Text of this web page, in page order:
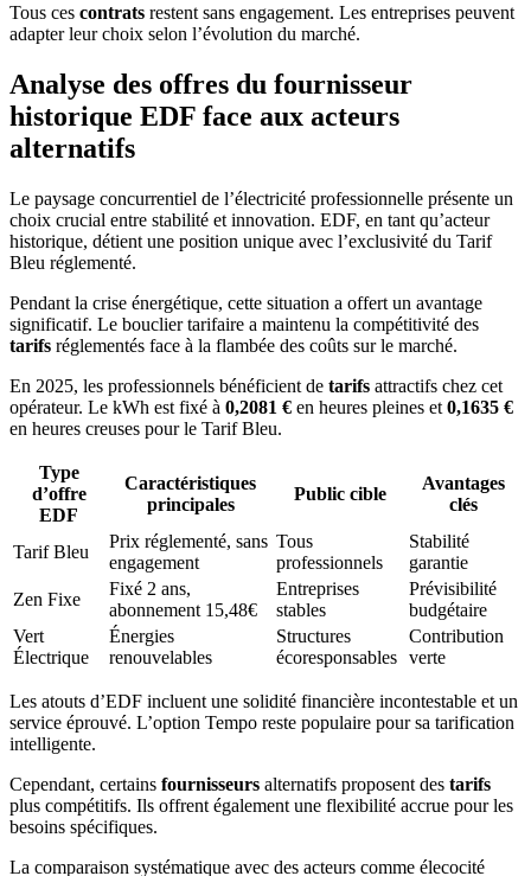
Tous ces contrats restent sans engagement. Les entreprises peuvent
adapter leur choix selon l’évolution du marché.
Analyse des offres du fournisseur
historique EDF face aux acteurs
alternatifs
Le paysage concurrentiel de l’électricité professionnelle présente un
choix crucial entre stabilité et innovation. EDF, en tant qu’acteur
historique, détient une position unique avec l’exclusivité du Tarif
Bleu réglementé.
Pendant la crise énergétique, cette situation a offert un avantage
significatif. Le bouclier tarifaire a maintenu la compétitivité des
tarifs réglementés face à la flambée des coûts sur le marché.
En 2025, les professionnels bénéficient de tarifs attractifs chez cet
opérateur. Le kWh est fixé à 0,2081 € en heures pleines et 0,1635 €
en heures creuses pour le Tarif Bleu.
Type
d’offre
EDF
Caractéristiques
principales
Public cible
Avantages
clés
Tarif Bleu
Prix réglementé, sans
engagement
Tous
professionnels
Stabilité
garantie
Zen Fixe
Fixé 2 ans,
abonnement 15,48€
Entreprises
stables
Prévisibilité
budgétaire
Vert
Électrique
Énergies
renouvelables
Structures
écoresponsables
Contribution
verte
Les atouts d’EDF incluent une solidité financière incontestable et un
service éprouvé. L’option Tempo reste populaire pour sa tarification
intelligente.
Cependant, certains fournisseurs alternatifs proposent des tarifs
plus compétitifs. Ils offrent également une flexibilité accrue pour les
besoins spécifiques.
La comparaison systématique avec des acteurs comme élecocité